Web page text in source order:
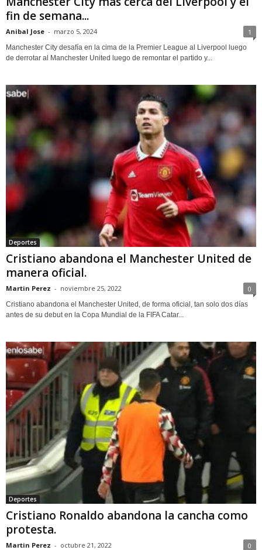
fin de semana...
Anibal Jose - marzo 5, 2024 1
Manchester City desafía en la cima de la Premier League al Liverpool luego
de derrotar al Manchester United luego de remontar el partido y...
Deportes
Cristiano abandona el Manchester United de
manera oficial.
Martin Perez - noviembre 25, 2022 0
Cristiano abandona el Manchester United, de forma oficial, tan solo dos días
antes de su debut en la Copa Mundial de la FIFA Catar...
Deportes
Cristiano Ronaldo abandona la cancha como
protesta.
Martin Perez - octubre 21, 2022 0